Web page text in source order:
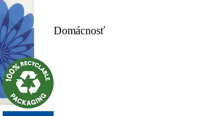
Domácnosť